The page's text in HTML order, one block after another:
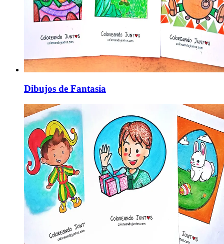
Dibujos de Fantasía